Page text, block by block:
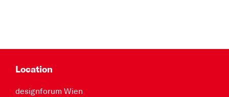
Location
designforum Wien